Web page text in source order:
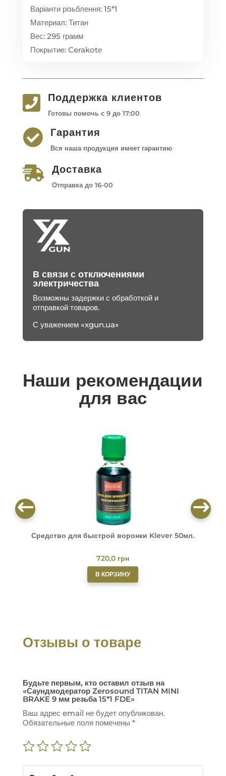
Варіанти різьблення: 15*1
Материал: Титан
Вес: 295 грамм
Покрытие: Cerakotе
 Поддержка клиентов
Готовы помочь с 9 до 17:00
 Гарантия
Вся наша продукция имеет гарантию
 Доставка
Отправка до 16-00
В связи с отключениями
электричества
Возможны задержки с обработкой и
отправкой товаров.
С уважением «xgun.ua»
Наши рекомендации
для вас
Средство для быстрой воронки Klever 50мл.
720,0 грн
В КОРЗИНУ
Отзывы о товаре
Будьте первым, кто оставил отзыв на
«Саундмодератор Zerosound TITAN MINI
BRAKE 9 мм резьба 15*1 FDE»
Ваш адрес email не будет опубликован.
Обязательные поля помечены *